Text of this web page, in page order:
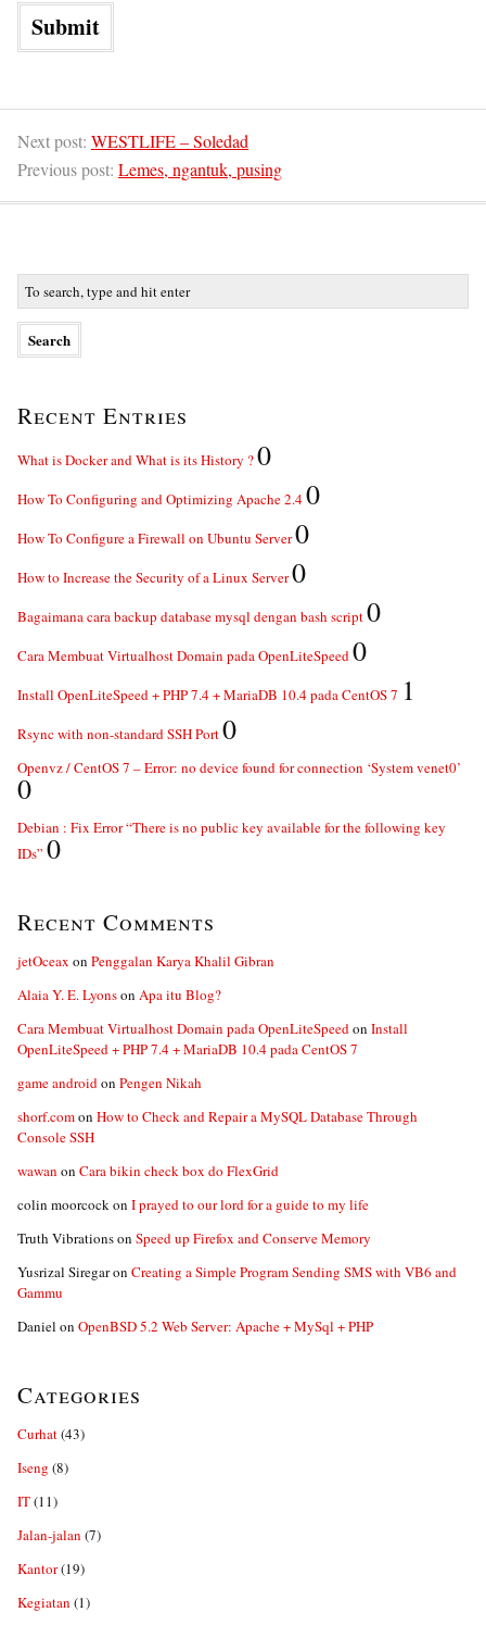
Next post: WESTLIFE – Soledad
Previous post: Lemes, ngantuk, pusing
Recent Entries
What is Docker and What is its History ?0
How To Configuring and Optimizing Apache 2.40
How To Configure a Firewall on Ubuntu Server0
How to Increase the Security of a Linux Server0
Bagaimana cara backup database mysql dengan bash script0
Cara Membuat Virtualhost Domain pada OpenLiteSpeed0
Install OpenLiteSpeed + PHP 7.4 + MariaDB 10.4 pada CentOS 7 1
Rsync with non-standard SSH Port0
Openvz / CentOS 7 – Error: no device found for connection ‘System venet0’
0
Debian : Fix Error “There is no public key available for the following key
IDs” 0
Recent Comments
jetOceax on Penggalan Karya Khalil Gibran
Alaia Y. E. Lyonson Apa itu Blog?
Cara Membuat Virtualhost Domain pada OpenLiteSpeedon Install
OpenLiteSpeed + PHP 7.4 + MariaDB 10.4 pada CentOS 7
game androidon Pengen Nikah
shorf.comon How to Check and Repair a MySQL Database Through
Console SSH
wawan on Cara bikin check box do FlexGrid
colin moorcockon I prayed to our lord for a guide to my life
Truth Vibrationson Speed up Firefox and Conserve Memory
Yusrizal Siregaron Creating a Simple Program Sending SMS with VB6 and
Gammu
Daniel on OpenBSD 5.2 Web Server: Apache + MySql + PHP
Categories
Curhat(43)
Iseng (8)
IT(11)
Jalan-jalan (7)
Kantor(19)
Kegiatan (1)